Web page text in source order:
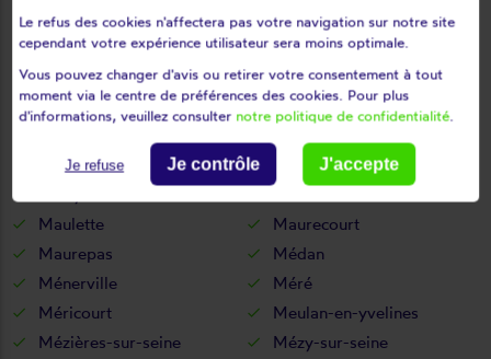
Longvilliers
Louveciennes
L'étang-la-ville
Magnanville
Magny-les-hameaux
Maisons-laffitte
Mantes-la-jolie
Mantes-la-ville
Mareil-marly
Mareil-sur-mauldre
Maulette
Maurecourt
Maurepas
Médan
Ménerville
Méré
Méricourt
Meulan-en-yvelines
Mézières-sur-seine
Mézy-sur-seine
Le refus des cookies n'affectera pas votre navigation sur notre site
cependant votre expérience utilisateur sera moins optimale.
Vous pouvez changer d'avis ou retirer votre consentement à tout
moment via le centre de préférences des cookies. Pour plus
d'informations, veuillez consulter notre politique de confidentialité.
Je refuse Je contrôle J'accepte